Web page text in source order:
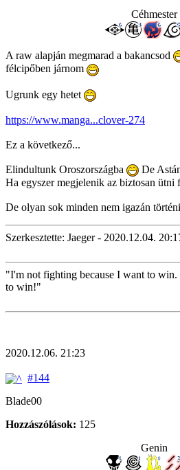
Céhmester
A raw alapján megmarad a bakancsod
félcipőben járnom
Ugrunk egy hetet
https://www.manga...clover-274
Ez a következő...
Elindultunk Oroszországba
De
Ha egyszer megjelenik az biztosan ütni
De olyan sok minden nem igazán
Szerkesztette: Jaeger - 2020.12.04.
"I'm not fighting because I want to
to win!"
2020.12.06. 21:23
#144
Blade00
Hozzászólások: 125
Genin